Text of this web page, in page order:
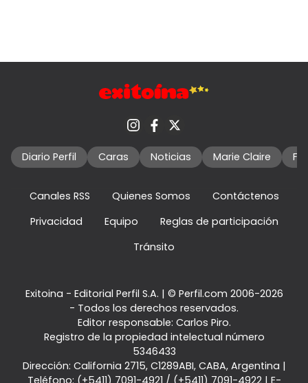
Diario Perfil Caras Noticias Marie Claire
Canales RSS Quienes Somos
Contáctenos
Privacidad
Equipo
Reglas de participación
Tránsito
Exitoina - Editorial Perfil S.A. | © Perfil.com 2006-2026
- Todos los derechos reservados.
Editor responsable: Carlos Piro.
Registro de la propiedad intelectual número
5346433
Dirección: California 2715, C1289ABI, CABA, Argentina |
Teléfono: (+5411) 7091-4921 / (+5411) 7091-4922 | E-